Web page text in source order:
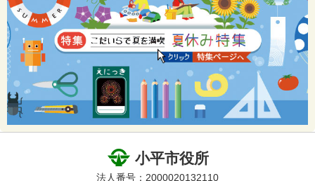
小平市役所
法人番号：2000020132110